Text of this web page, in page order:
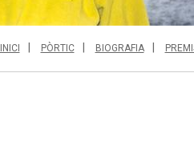
INICI PÒRTIC BIOGRAFIA